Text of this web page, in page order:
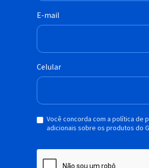
E-mail
Celular
Você concorda com a política de
adicionais sobre os produtos do